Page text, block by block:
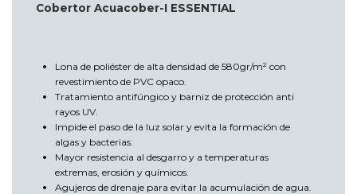
Cobertor Acuacober-I ESSENTIAL
Lona de poliéster de alta densidad de 580gr/m² con
revestimiento de PVC opaco.
Tratamiento antifúngico y barniz de protección anti
rayos UV.
Impide el paso de la luz solar y evita la formación de
algas y bacterias.
Mayor resistencia al desgarro y a temperaturas
extremas, erosión y químicos.
Agujeros de drenaje para evitar la acumulación de agua.